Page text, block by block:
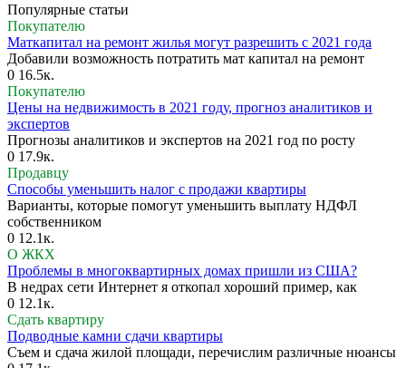
Популярные статьи
Покупателю
Маткапитал на ремонт жилья могут разрешить с 2021 года
Добавили возможность потратить мат капитал на ремонт
0 16.5к.
Покупателю
Цены на недвижимость в 2021 году, прогноз аналитиков и
экспертов
Прогнозы аналитиков и экспертов на 2021 год по росту
0 17.9к.
Продавцу
Способы уменьшить налог с продажи квартиры
Варианты, которые помогут уменьшить выплату НДФЛ
собственником
0 12.1к.
О ЖКХ
Проблемы в многоквартирных домах пришли из США?
В недрах сети Интернет я откопал хороший пример, как
0 12.1к.
Сдать квартиру
Подводные камни сдачи квартиры
Съем и сдача жилой площади, перечислим различные нюансы